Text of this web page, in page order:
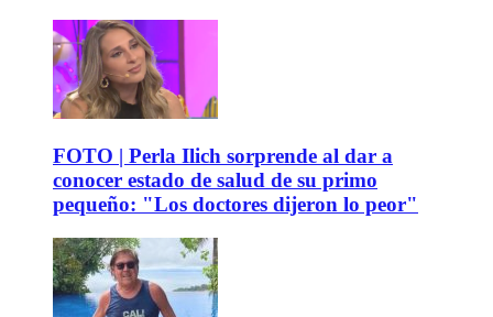
FOTO | Perla Ilich sorprende al dar a
conocer estado de salud de su primo
pequeño: "Los doctores dijeron lo peor"